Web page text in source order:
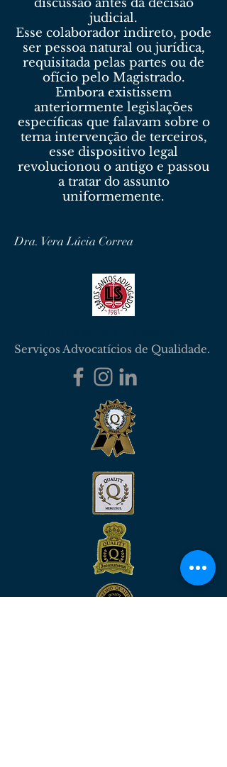
discussão antes da decisão
judicial.
Esse colaborador indireto, pode
ser pessoa natural ou jurídica,
requisitada pelas partes ou de
ofício pelo Magistrado.
Embora existissem
anteriormente legislações
específicas que falavam sobre o
tema intervenção de terceiros,
esse dispositivo legal
revolucionou o antigo e passou
a tratar do assunto
uniformemente.
Dra. Vera Lúcia Correa
Serviços Advocatícios de Qualidade.